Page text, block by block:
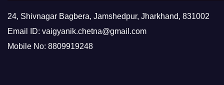
24, Shivnagar Bagbera, Jamshedpur, Jharkhand, 831002
Email ID: vaigyanik.chetna@gmail.com
Mobile No: 8809919248